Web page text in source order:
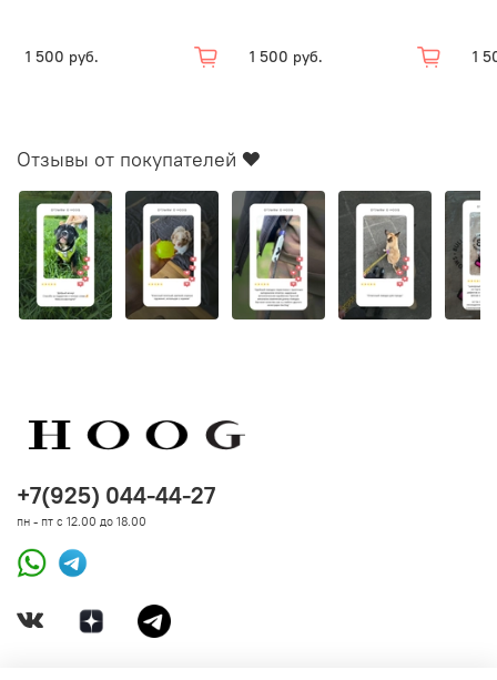
1 500 руб. 1 500 руб. 1
Отзывы от покупателей ❤️
+7(925) 044-44-27
пн - пт с 12.00 до 18.00